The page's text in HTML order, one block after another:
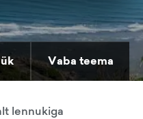
Vaba teema
lennukiga